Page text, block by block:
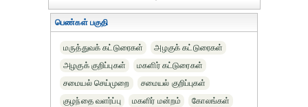
பெண்கள் பகுதி
மருத்துவக் கட்டுரைகள்
அழகுக் கட்டுரைகள்
அழகுக் குறிப்புகள்
மகளிர் கட்டுரைகள்
சமையல் செய்முறை
சமையல் குறிப்புகள்
குழந்தை வளர்ப்பு
மகளிர் மன்றம்
கோலங்கள்